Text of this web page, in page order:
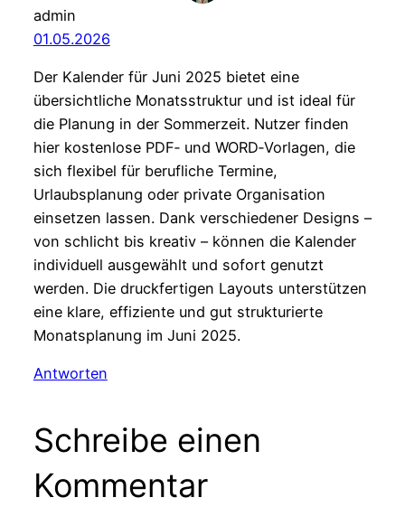
admin
01.05.2026
Der Kalender für Juni 2025 bietet eine
übersichtliche Monatsstruktur und ist ideal für
die Planung in der Sommerzeit. Nutzer finden
hier kostenlose PDF‑ und WORD‑Vorlagen, die
sich flexibel für berufliche Termine,
Urlaubsplanung oder private Organisation
einsetzen lassen. Dank verschiedener Designs –
von schlicht bis kreativ – können die Kalender
individuell ausgewählt und sofort genutzt
werden. Die druckfertigen Layouts unterstützen
eine klare, effiziente und gut strukturierte
Monatsplanung im Juni 2025.
Antworten
Schreibe einen
Kommentar